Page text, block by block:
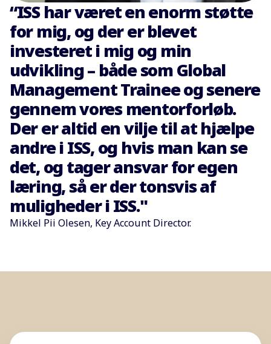
“ISS har været en enorm støtte
for mig, og der er blevet
investeret i mig og min
udvikling – både som Global
Management Trainee og senere
gennem vores mentorforløb.
Der er altid en vilje til at hjælpe
andre i ISS, og hvis man kan se
det, og tager ansvar for egen
læring, så er der tonsvis af
muligheder i ISS."
Mikkel Pii Olesen, Key Account Director.